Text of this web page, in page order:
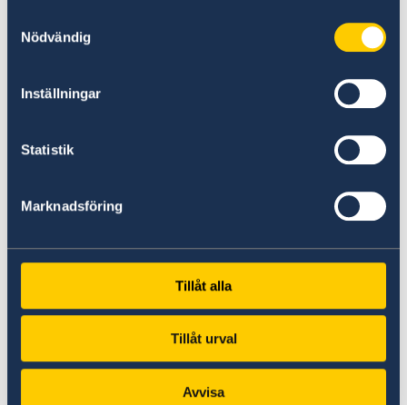
Nödvändig
Inställningar
Statistik
Marknadsföring
Tillåt alla
Tillåt urval
Avvisa
Fördelar med EES
Modernare och effektivare
gränskontroller: EES kommer successivt
att ersätta dagens pass-stämplar med ett
digitalt system som registrerar när
gränskontrollerna snabbare och bidrar till
Enklare och smidigare resor: Resenärer
kommer att tillbringa mindre tid vid
gränsen tack vare snabbare kontroller,
självbetjäningslösningar och möjligheten
att lämna uppgifter i förväg.
Förebyggande av irreguljär